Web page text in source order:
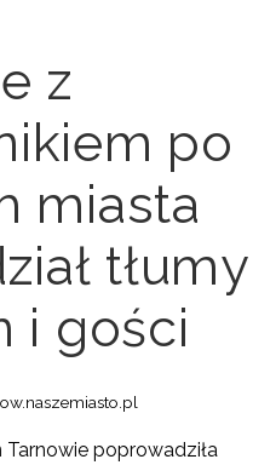
z
po
miasta
tłumy
i gości
poprowadziła